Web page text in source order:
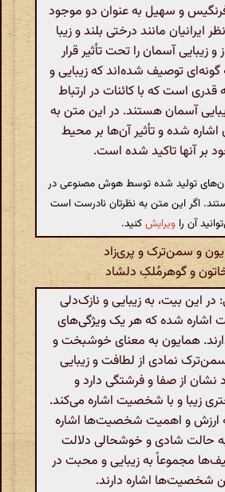
و سهیل به عنوان دو موجود
ایرانیان مانند درختی بلند و زیبا
و زیبایی آسمان را تحت تأثیر قرار
توصیف شده‌اند که زیبایی و
است که با کائنات در ارتباط
زیبایی آسمان هستند. در این متن به
اشاره شده و تأثیر آن‌ها بر محیط
بر آنها تاکید شده است.
تولید شده توسط هوش مصنوعی در
اگر این متن به نظرتان نادرست است
آن را ویرایشکنید.
و سمن‌ترک و پری‌زاد
و گوهر‌مُلکِ دلشاد
این بیت، به زیبایی و نازک‌دلی
شده که هر یک ویژگی‌های
همایون به معنای خوشبخت و
نمادی از لطافت و زیبایی
نشان از صفا و فرشتگی دارد و
زیبا و با شخصیت اشاره می‌کند.
ارزش و اهمیت شخصیت‌ها اشاره
حالت شادی و خوشحالی دلالت
مجموعاً به زیبایی و محبت در
شخصیت‌ها اشاره دارند.